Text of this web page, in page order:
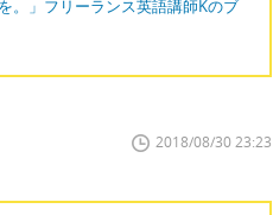
。」フリーランス英語講師Kのブ
2018/08/30 23:23